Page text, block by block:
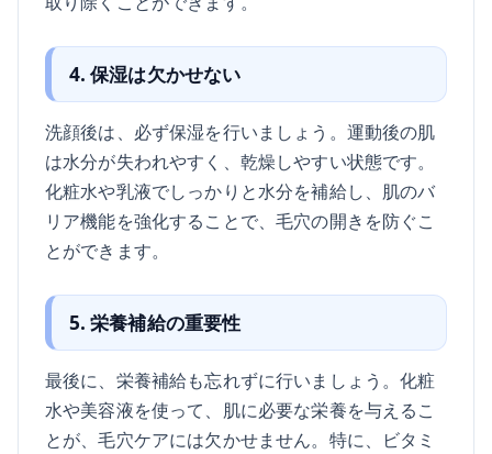
4. 保湿は欠かせない
洗顔後は、必ず保湿を行いましょう。運動後の肌
は水分が失われやすく、乾燥しやすい状態です。
化粧水や乳液でしっかりと水分を補給し、肌のバ
リア機能を強化することで、毛穴の開きを防ぐこ
とができます。
5. 栄養補給の重要性
最後に、栄養補給も忘れずに行いましょう。化粧
水や美容液を使って、肌に必要な栄養を与えるこ
とが、毛穴ケアには欠かせません。特に、ビタミ